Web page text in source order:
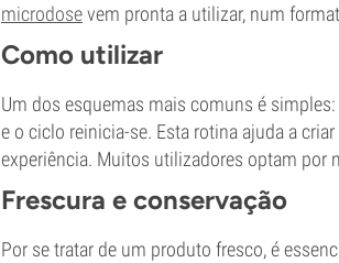
microdosevem pronta a utilizar, num
Como utilizar
Um dos esquemas mais comuns é
e o ciclo reinicia-se. Esta rotina ajuda a
experiência. Muitos utilizadores optam por
Frescura e conservação
Por se tratar de um produto fresco, é